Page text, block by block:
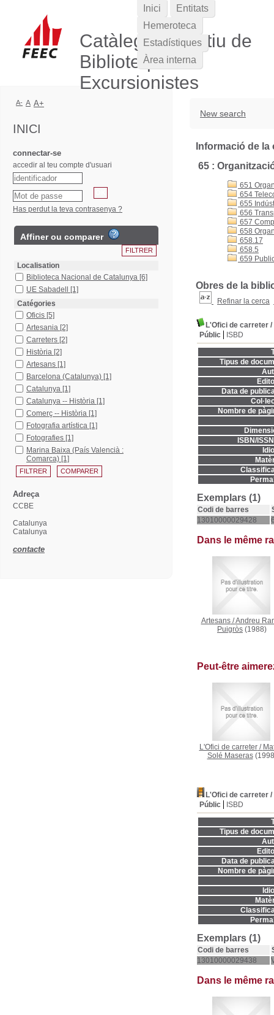
Catàleg Col·lectiu de
Biblioteques
Excursionistes
New search
Informació de
65 :
651
654
655
656
657
658
658.17
658.5
659
Obres de la
Refinar la cerca
L'Ofici de carreter /
Públic
ISBD
Tipus de
Data de
Nombre de
ISBN/
Exemplars (1)
Codi de barres
13010000029428
Dans le même
Artesans/Andreu
Puigròs (1988)
Peut-être
L'Ofici de carreter/
Solé Maseras
L'Ofici de carreter /
Públic
ISBD
Tipus de
Data de
Nombre de
Exemplars (1)
Codi de barres
13010000029438
Dans le même
Inici
Entitats
Hemeroteca
Estadístiques
Àrea interna
A- A A+
INICI
connectar-se
accedir al teu compte d'usuari
Has perdut la teva contrasenya ?
Affiner ou comparer
Localisation
Biblioteca Nacional de Catalunya [6]
UE Sabadell
[1]
Catégories
Oficis [5]
Artesania [2]
Carreters [2]
Història [2]
Artesans [1]
Barcelona (Catalunya) [1]
Catalunya [1]
Catalunya -- Història [1]
Comerç -- Història [1]
Fotografia artística [1]
Fotografies [1]
Marina Baixa (País Valencià :
Comarca) [1]
Adreça
CCBE
Catalunya
Catalunya
contacte